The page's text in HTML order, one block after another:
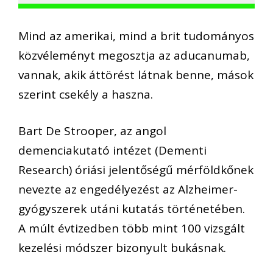
Mind az amerikai, mind a brit tudományos
közvéleményt megosztja az aducanumab,
vannak, akik áttörést látnak benne, mások
szerint csekély a haszna.
Bart De Strooper, az angol
demenciakutató intézet (Dementi
Research) óriási jelentőségű mérföldkőnek
nevezte az engedélyezést az Alzheimer-
gyógyszerek utáni kutatás történetében.
A múlt évtizedben több mint 100 vizsgált
kezelési módszer bizonyult bukásnak.